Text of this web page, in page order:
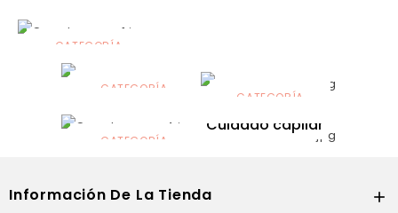
CATEGORÍA
Alimentación
infantilCATEGORÍA
Dermocosmética
CATEGORÍA
Solares
CATEGORÍA
Cuidado capilar
Información De La Tienda 